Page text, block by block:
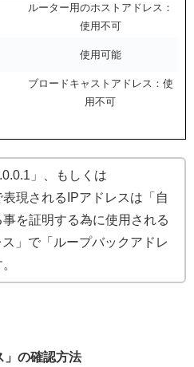
ルーター用のホストアドレス：
使用不可
使用可能
ブロードキャストアドレス：使
用不可
」、もしくは
表現されるIPアドレスは「自
を証明する為に使用される
」で「ループバックアドレ
」の確認方法